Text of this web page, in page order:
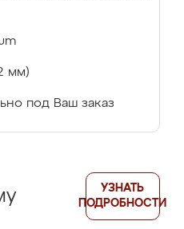
мм)
под Ваш заказ
УЗНАТЬ
ПОДРОБНОСТИ